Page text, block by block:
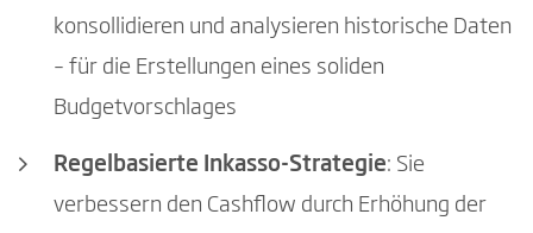
konsollidieren und analysieren historische Daten
– für die Erstellungen eines soliden
Budgetvorschlages
Regelbasierte Inkasso-Strategie: Sie
verbessern den Cashflow durch Erhöhung der